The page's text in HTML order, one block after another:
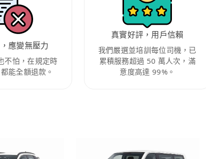
應變無壓力
不怕，在規定時
能全額退款。
真實好評，用戶信賴
我們嚴選並培訓每位司機，已
累積服務超過 50 萬人次，滿
意度高達 99%。